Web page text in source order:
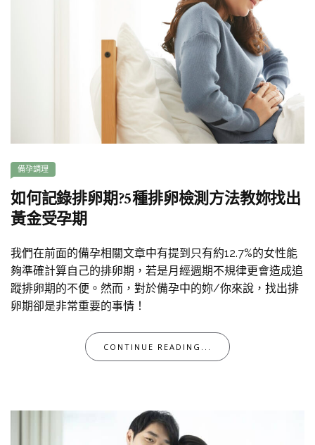
備孕調理
如何記錄排卵期?5種排卵檢測方法教妳找出
黃金受孕期
我們在前面的備孕相關文章中有提到只有約12.7%的女性能
夠準確計算自己的排卵期，若是月經週期不規律更會造成追
蹤排卵期的不便。然而，對於備孕中的妳/你來說，找出排
卵期卻是非常重要的事情！
CONTINUE READING...